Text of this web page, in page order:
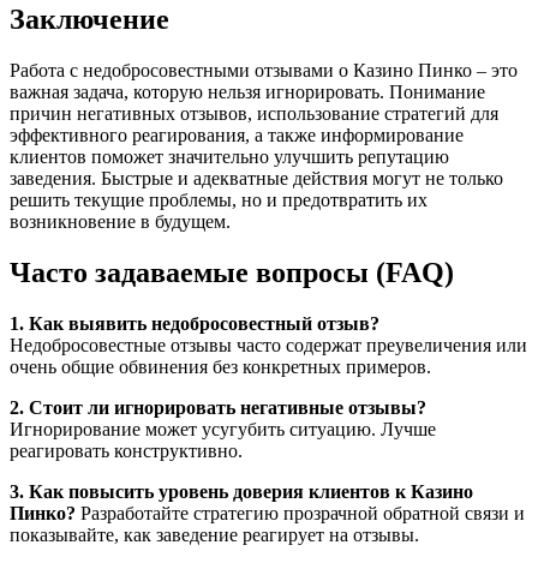
Заключение
Работа с недобросовестными отзывами о Казино Пинко – это
важная задача, которую нельзя игнорировать. Понимание
причин негативных отзывов, использование стратегий для
эффективного реагирования, а также информирование
клиентов поможет значительно улучшить репутацию
заведения. Быстрые и адекватные действия могут не только
решить текущие проблемы, но и предотвратить их
возникновение в будущем.
Часто задаваемые вопросы (FAQ)
1. Как выявить недобросовестный отзыв?
Недобросовестные отзывы часто содержат преувеличения или
очень общие обвинения без конкретных примеров.
2. Стоит ли игнорировать негативные отзывы?
Игнорирование может усугубить ситуацию. Лучше
реагировать конструктивно.
3. Как повысить уровень доверия клиентов к Казино
Пинко? Разработайте стратегию прозрачной обратной связи и
показывайте, как заведение реагирует на отзывы.